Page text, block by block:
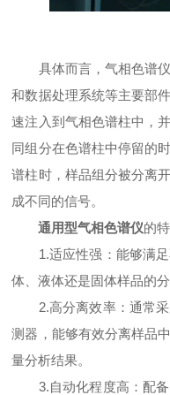
具体而言，气相色谱仪
和数据处理系统等主要部
速注入到气相色谱柱中，
同组分在色谱柱中停留的
谱柱时，样品组分被分离
成不同的信号。
通用型气相色谱仪的
1.适应性强：能够满足
体、液体还是固体样品的
2.高分离效率：通常采
测器，能够有效分离样品
量分析结果。
3.自动化程度高：配备